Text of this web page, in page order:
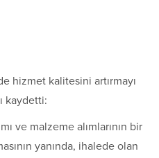
hizmet kalitesini artırmayı
kaydetti:
ve malzeme alımlarının bir
yanında, ihalede olan